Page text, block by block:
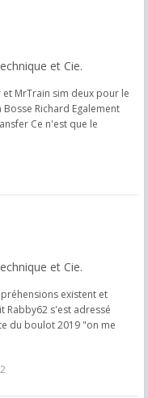
et Cie.
MrTrain sim deux pour le
Bosse Richard Egalement
Ce n'est que le
et Cie.
existent et
Rabby62 s'est adressé
du boulot 2019 "on me
2